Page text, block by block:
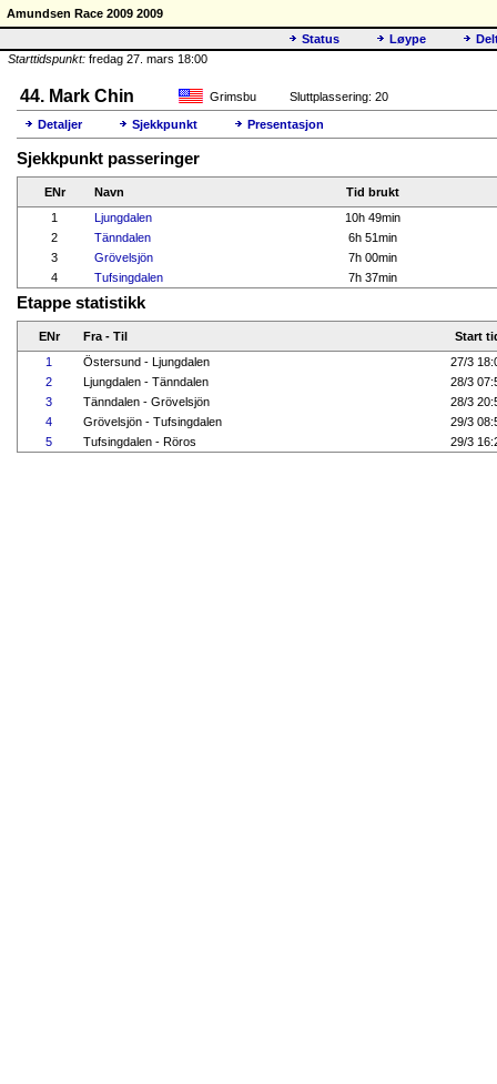
Amundsen Race 2009 2009
Status
Løype
Starttidspunkt: fredag 27. mars 18:00
44. Mark Chin Grimsbu Sluttplassering: 20
Detaljer Sjekkpunkt Presentasjon
Sjekkpunkt passeringer
ENr Navn
Tid brukt
1
Ljungdalen
10h 49min
2
Tänndalen
6h 51min
3
Grövelsjön
7h 00min
4
Tufsingdalen 7h 37min
Etappe statistikk
ENr Fra - Til
Start
1
Östersund - Ljungdalen
27/3
2
Ljungdalen - Tänndalen
28/3
3
Tänndalen - Grövelsjön
28/3
4
Grövelsjön - Tufsingdalen
29/3
5
Tufsingdalen - Röros 29/3